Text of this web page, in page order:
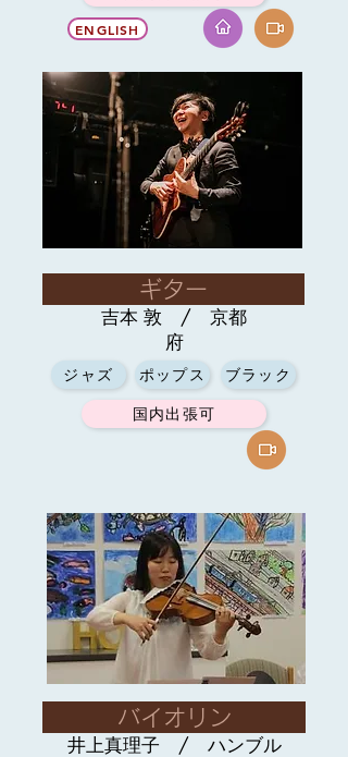
ENGLISH
ギター
吉本 敦 / 京都
府
ジャズ ポップス
ブラック
国内出張可
バイオリン
井上真理子 / ハンブル